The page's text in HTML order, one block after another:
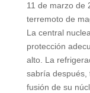
11 de marzo de
terremoto de
La central
protección
alto. La
sabría después,
fusión de su